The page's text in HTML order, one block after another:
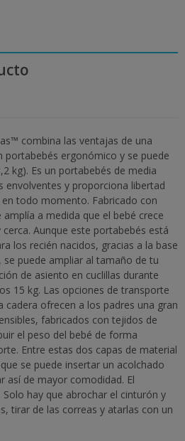
combina las ventajas de una
portabebés ergonómico y se puede
kg). Es un portabebés de media
envolventes y proporciona libertad
todo momento. Fabricado con
a medida que el bebé crece
Aunque este portabebés está
los recién nacidos, gracias a la base
puede ampliar al tamaño de tu
de asiento en cuclillas durante
15 kg. Las opciones de transporte
cadera ofrecen a los padres una gran
fabricados con tejidos de
el peso del bebé de forma
Entre estas dos capas de material
se puede insertar un acolchado
así de mayor comodidad. El
hay que abrochar el cinturón y
tirar de las correas y atarlas con un